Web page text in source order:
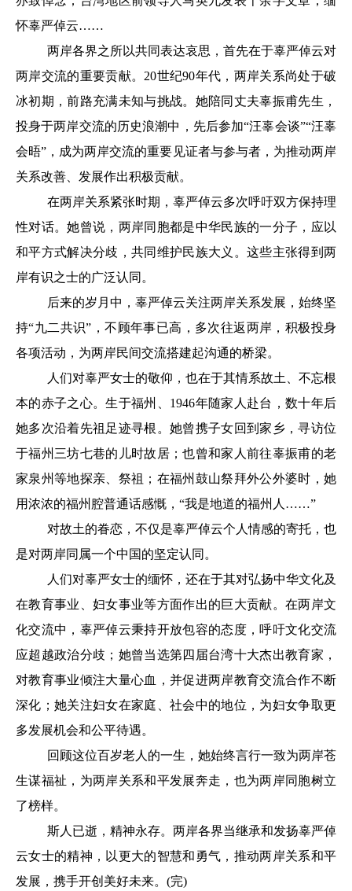
怀辜严倬云……
两岸各界之所以共同表达哀思，首先在于辜严倬云对
两岸交流的重要贡献。20世纪90年代，两岸关系尚处于破
冰初期，前路充满未知与挑战。她陪同丈夫辜振甫先生，
投身于两岸交流的历史浪潮中，先后参加“汪辜会谈”“汪辜
会晤”，成为两岸交流的重要见证者与参与者，为推动两岸
关系改善、发展作出积极贡献。
在两岸关系紧张时期，辜严倬云多次呼吁双方保持理
性对话。她曾说，两岸同胞都是中华民族的一分子，应以
和平方式解决分歧，共同维护民族大义。这些主张得到两
岸有识之士的广泛认同。
后来的岁月中，辜严倬云关注两岸关系发展，始终坚
持“九二共识”，不顾年事已高，多次往返两岸，积极投身
各项活动，为两岸民间交流搭建起沟通的桥梁。
人们对辜严女士的敬仰，也在于其情系故土、不忘根
本的赤子之心。生于福州、1946年随家人赴台，数十年后
她多次沿着先祖足迹寻根。她曾携子女回到家乡，寻访位
于福州三坊七巷的儿时故居；也曾和家人前往辜振甫的老
家泉州等地探亲、祭祖；在福州鼓山祭拜外公外婆时，她
用浓浓的福州腔普通话感慨，“我是地道的福州人……”
对故土的眷恋，不仅是辜严倬云个人情感的寄托，也
是对两岸同属一个中国的坚定认同。
人们对辜严女士的缅怀，还在于其对弘扬中华文化及
在教育事业、妇女事业等方面作出的巨大贡献。在两岸文
化交流中，辜严倬云秉持开放包容的态度，呼吁文化交流
应超越政治分歧；她曾当选第四届台湾十大杰出教育家，
对教育事业倾注大量心血，并促进两岸教育交流合作不断
深化；她关注妇女在家庭、社会中的地位，为妇女争取更
多发展机会和公平待遇。
回顾这位百岁老人的一生，她始终言行一致为两岸苍
生谋福祉，为两岸关系和平发展奔走，也为两岸同胞树立
了榜样。
斯人已逝，精神永存。两岸各界当继承和发扬辜严倬
云女士的精神，以更大的智慧和勇气，推动两岸关系和平
发展，携手开创美好未来。(完)